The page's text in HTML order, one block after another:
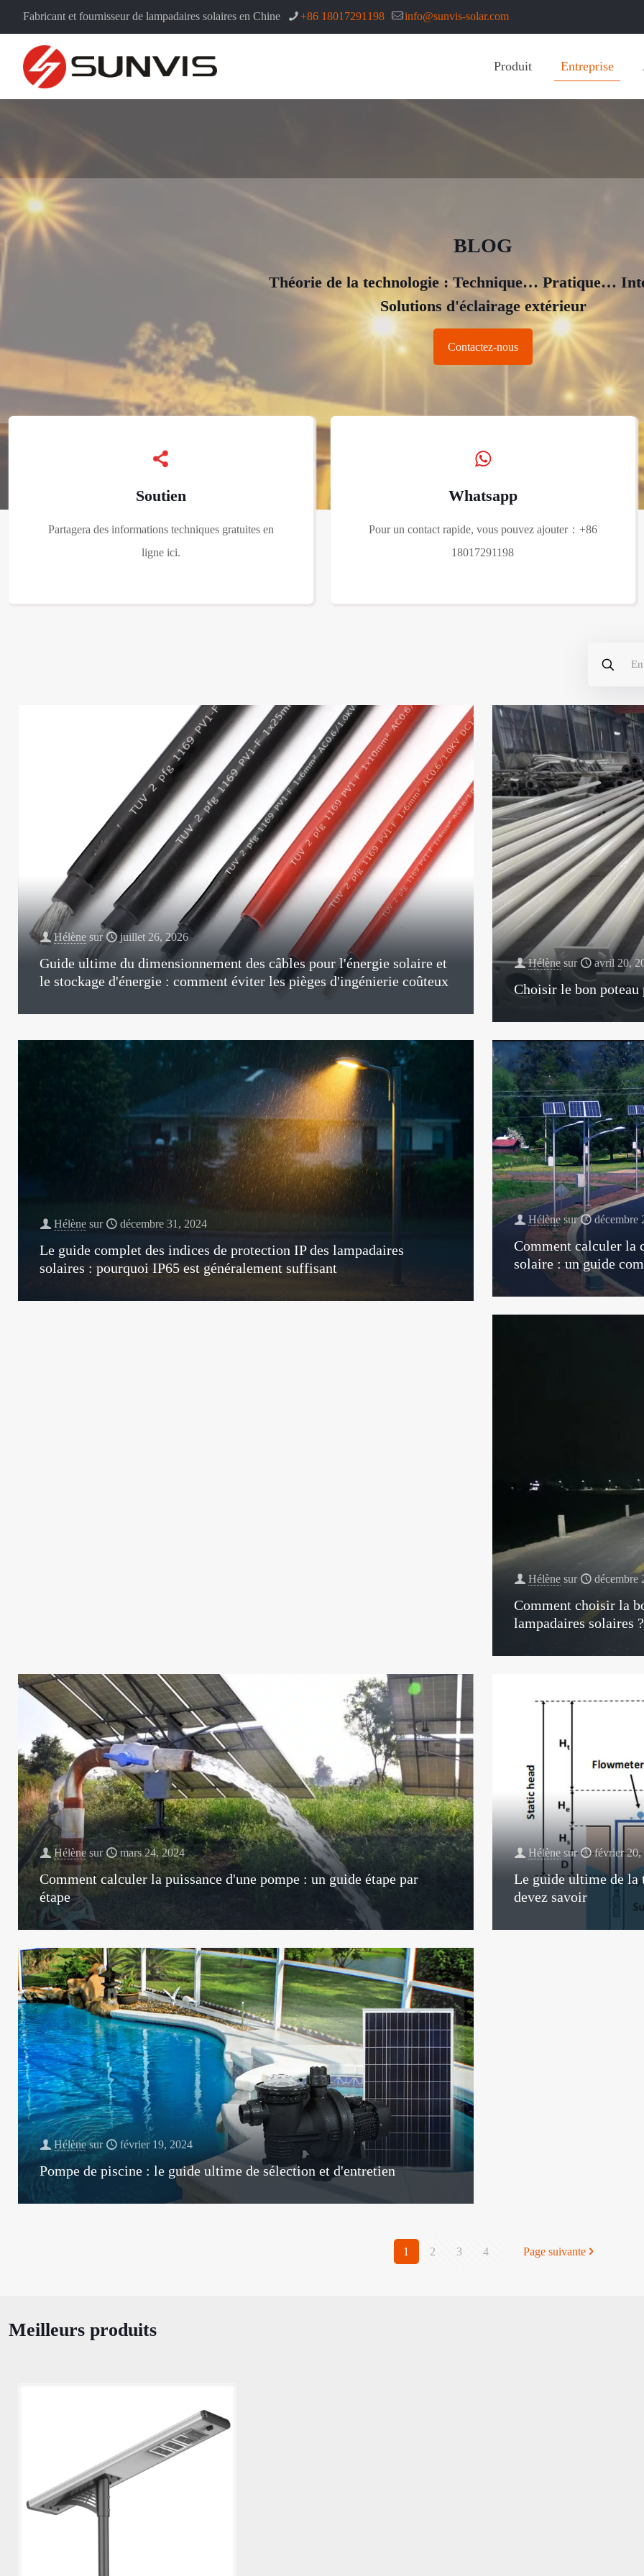
Fabricant et fournisseur de lampadaires solaires en Chine +86 18017291198 info@sunvis-solar.com
Produit Entreprise
BLOG
Théorie de la technologie : Technique… Pratique…
Solutions d'éclairage extérieur
Contactez-nous
Soutien
Partagera des informations techniques gratuites en
ligne ici.
Whatsapp
Pour un contact rapide, vous pouvez ajouter：+86
18017291198
Hélène sur juillet 26, 2026
Guide ultime du dimensionnement des câbles pour l'énergie solaire et
le stockage d'énergie : comment éviter les pièges d'ingénierie coûteux
Hélène sur avril 20,
Choisir le bon
Hélène sur décembre 31, 2024
Le guide complet des indices de protection IP des lampadaires
solaires : pourquoi IP65 est généralement suffisant
Hélène sur décembre
Comment calculer la
solaire : un guide
Hélène sur décembre
Comment choisir la
lampadaires solaires
Hélène sur mars 24, 2024
Comment calculer la puissance d'une pompe : un guide étape par
étape
Hélène sur février 20,
Le guide ultime de la
devez savoir
Hélène sur février 19, 2024
Pompe de piscine : le guide ultime de sélection et d'entretien
1 2 3 4 Page suivante
Meilleurs produits